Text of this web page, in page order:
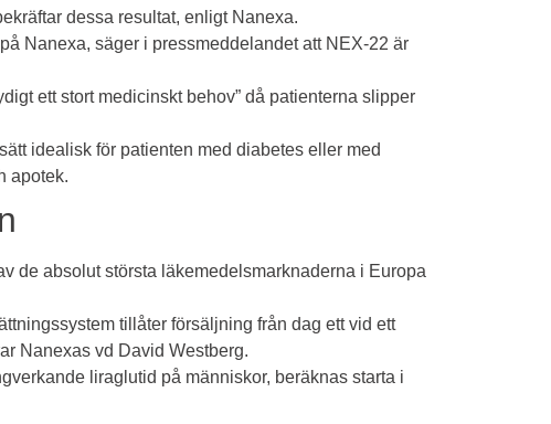
dessa resultat, enligt Nanexa.
Nanexa, säger i pressmeddelandet att NEX-22 är
ett stort medicinskt behov” då patienterna slipper
idealisk för patienten med diabetes eller med
apotek.
de absolut största läkemedelsmarknaderna i Europa
tillåter försäljning från dag ett vid ett
Nanexas vd David Westberg.
liraglutid på människor, beräknas starta i